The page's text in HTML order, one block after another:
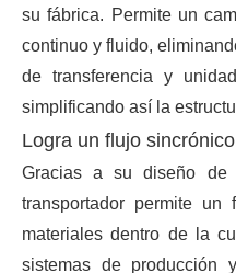
su fábrica. Permite un
continuo y fluido,
de transferencia y
simplificando así la
Logra un flujo
Gracias a su diseño de
transportador permite
materiales dentro de la
sistemas de producción